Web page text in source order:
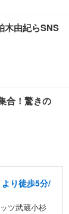
由紀らSNS
合！驚きの
り徒歩5分/
ツ武蔵小杉